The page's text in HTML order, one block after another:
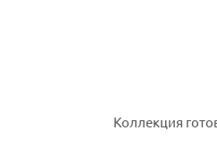
Коллекция